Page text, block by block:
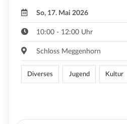
So, 17. Mai 2026
10:00 - 12:00 Uhr
Schloss Meggenhorn
Diverses Jugend Kultur